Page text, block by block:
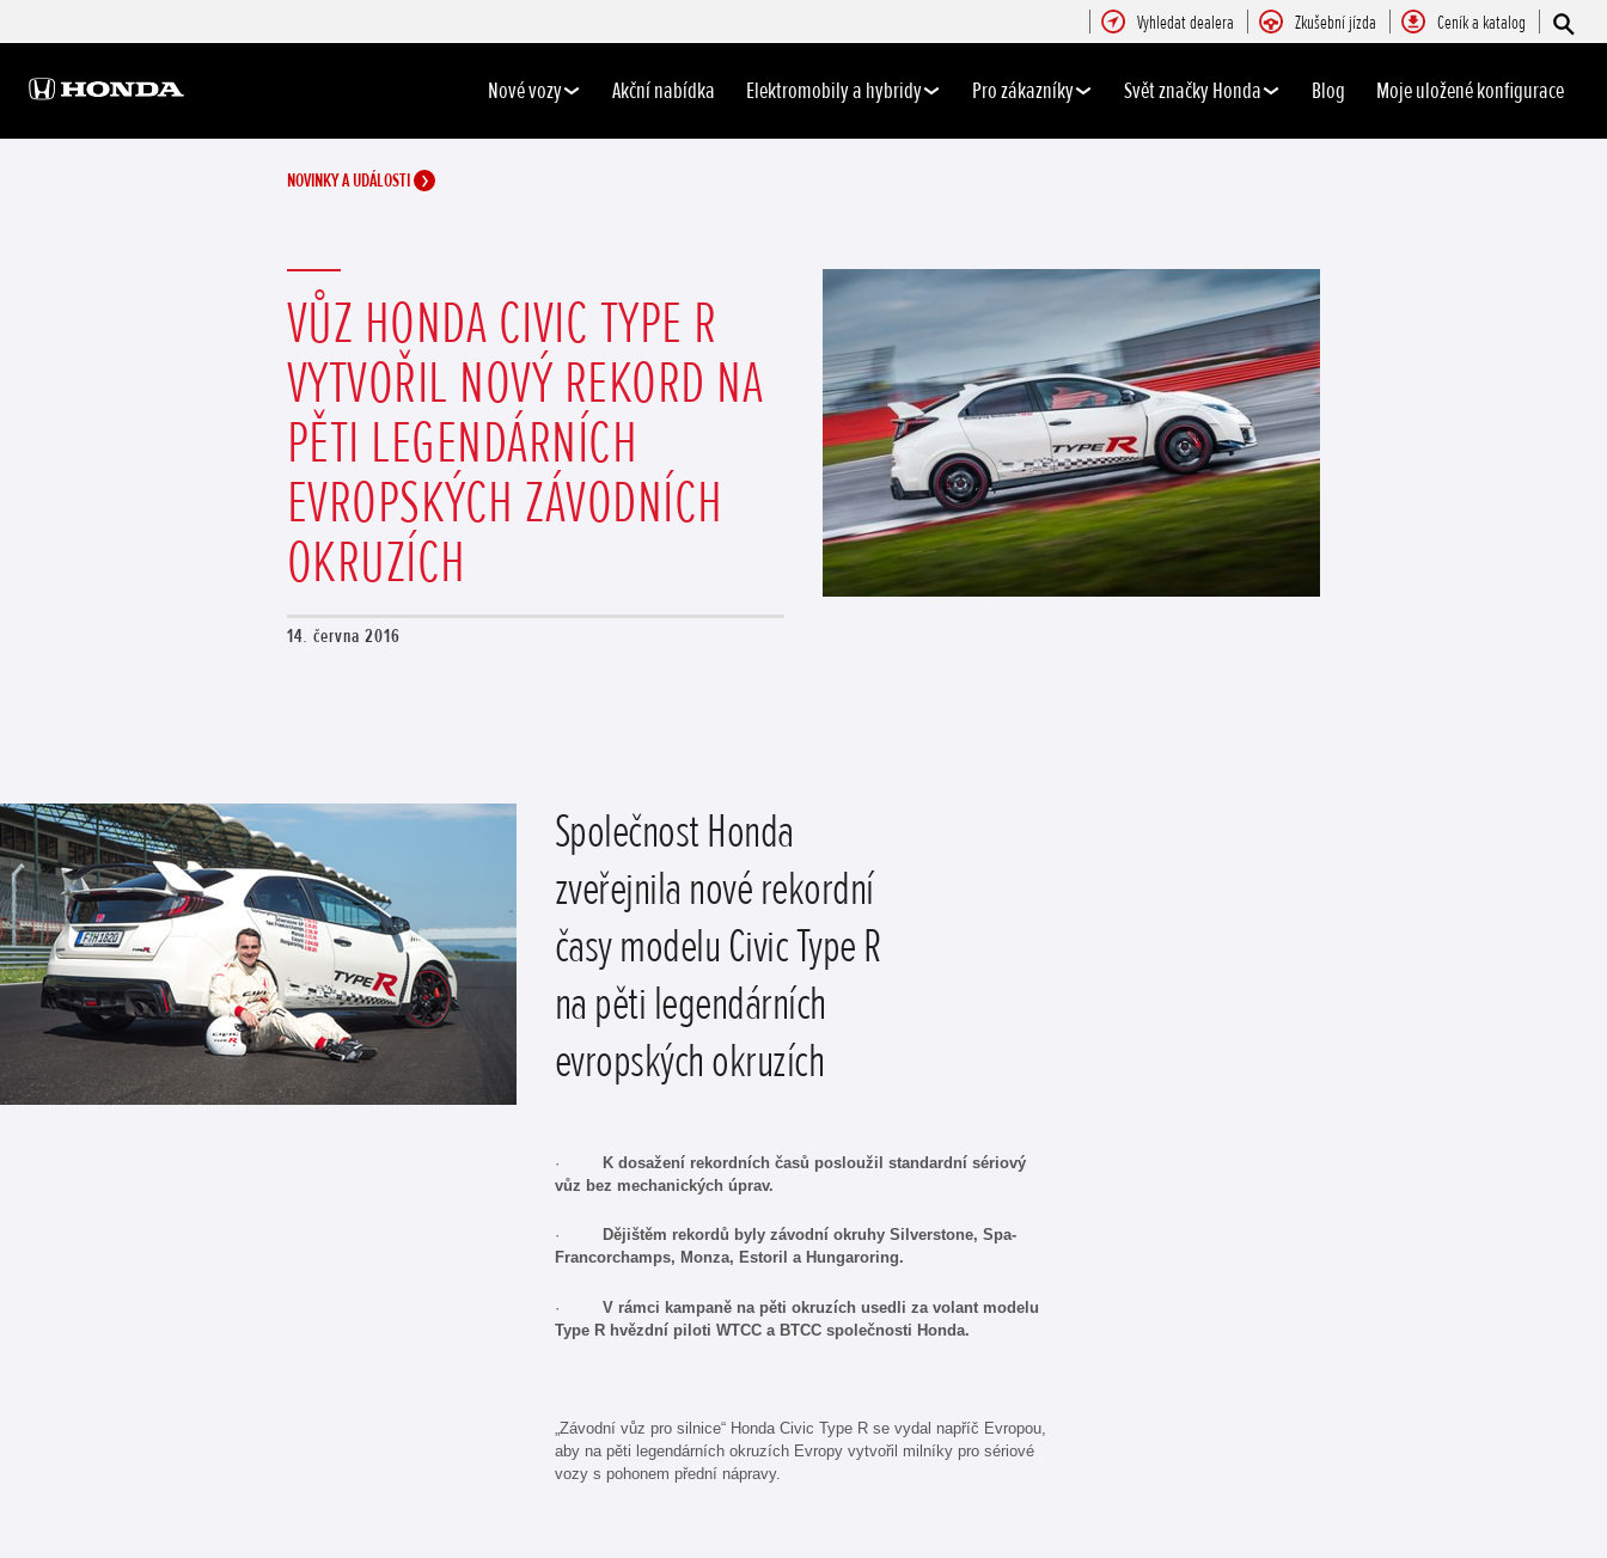
Vyhledat dealera Zkušební jízda Ceník a katalog
Nové vozy Akční nabídka Elektromobily a hybridy Pro zákazníky Svět značky Honda Blog Moje uložené konfigurace
NOVINKY A UDÁLOSTI
VŮZ HONDA CIVIC TYPE R
VYTVOŘIL NOVÝ REKORD NA
PĚTI LEGENDÁRNÍCH
EVROPSKÝCH ZÁVODNÍCH
OKRUZÍCH
14. června 2016
Společnost Honda
zveřejnila nové rekordní
časy modelu Civic Type R
na pěti legendárních
evropských okruzích
·
K dosažení rekordních časů posloužil standardní sériový
vůz bez mechanických úprav.
·
Dějištěm rekordů byly závodní okruhy Silverstone, Spa-
Francorchamps, Monza, Estoril a Hungaroring.
· V rámci kampaně na pěti okruzích usedli za volant modelu
Type R hvězdní piloti WTCC a BTCC společnosti Honda.
„Závodní vůz pro silnice“ Honda Civic Type R se vydal napříč Evropou,
aby na pěti legendárních okruzích Evropy vytvořil milníky pro sériové
vozy s pohonem přední nápravy.